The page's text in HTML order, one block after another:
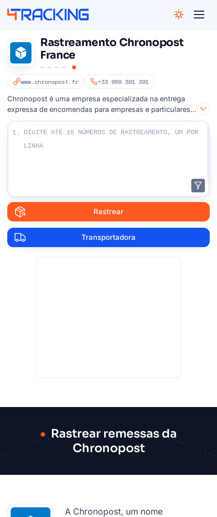
Rastreamento Chronopost
France
www.chronopost.fr +33 969 391 391
Chronopost é uma empresa especializada na entrega
expressa de encomendas para empresas e particulares
em França
Digite seus números de rastreamento:
1.
Rastrear
Transportadora
Rastrear remessas da
Chronopost
A Chronopost, um nome